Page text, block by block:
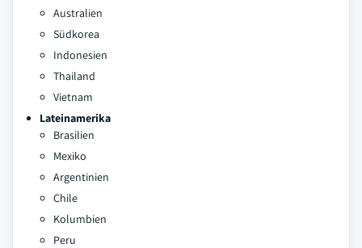
Australien
Südkorea
Indonesien
Thailand
Vietnam
Lateinamerika
Brasilien
Mexiko
Argentinien
Chile
Kolumbien
Peru